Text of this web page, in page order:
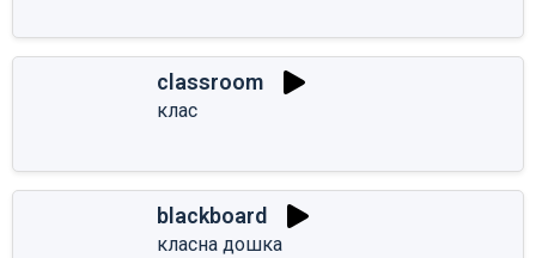
classroom
клас
blackboard
класна дошка